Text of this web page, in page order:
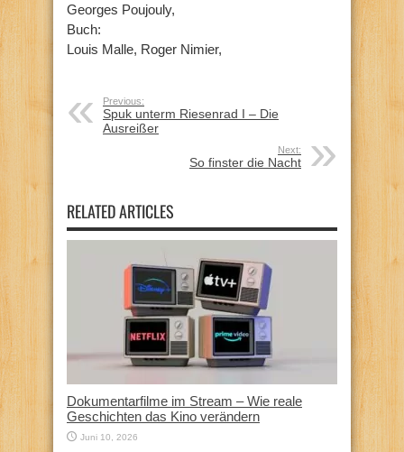
Georges Poujouly,
Buch:
Louis Malle, Roger Nimier,
Previous:
Spuk unterm Riesenrad I – Die
Ausreißer
Next:
So finster die Nacht
RELATED ARTICLES
Dokumentarfilme im Stream – Wie reale
Geschichten das Kino verändern
Juni 10, 2026